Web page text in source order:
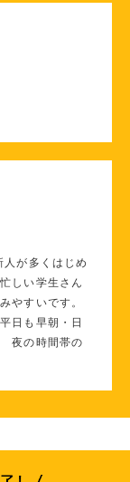
が多くはじめ
しい学生さん
やすいです。
日も早朝・日
夜の時間帯の